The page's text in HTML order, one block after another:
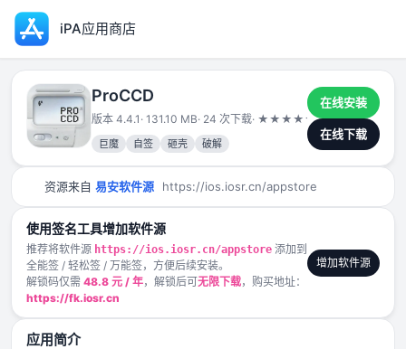
iPA应用商店
ProCCD
版本 4.4.1 · 131.10 MB· 24 次下载· ★ ★ ★ ★ ★
2024-12-29
巨魔
自签 砸壳 破解
在线安装
在线下载
资源来自 易安软件源 https://ios.iosr.cn/appstore
使用签名工具增加软件源
推荐将软件源 https://ios.iosr.cn/appstore 添加到
全能签 / 轻松签 / 万能签，方便后续安装。
解锁码仅需 48.8 元 / 年，解锁后可无限下载，购买地址：
https://fk.iosr.cn
增加软件源
应用简介